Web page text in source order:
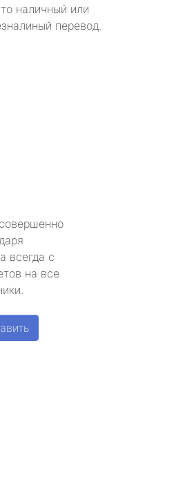
то наличный или
перевод.
всегда с
на все